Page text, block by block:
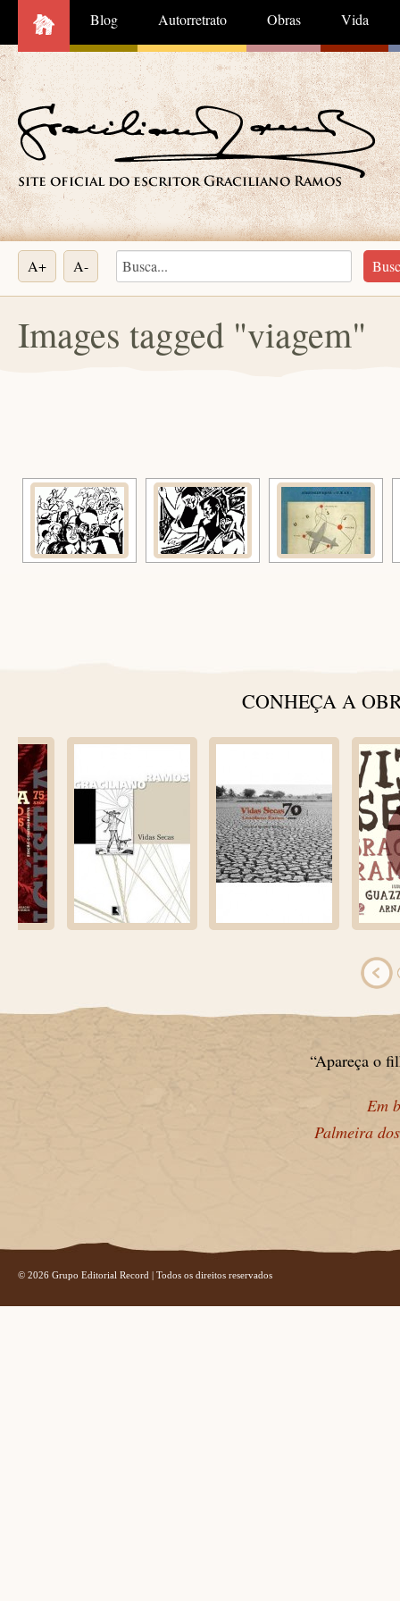
Blog Autorretrato Obras Vida
A+ A-
Images tagged "viagem"
CONHEÇA A
“Apareça o
Em
Palmeira
© 2026 Grupo Editorial Record | Todos os direitos reservados